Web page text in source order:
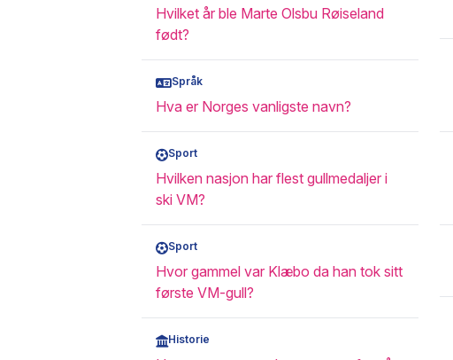
Hvilket år ble Marte Olsbu Røiseland
født?
Språk
Hva er Norges vanligste navn?
Sport
Hvilken nasjon har flest gullmedaljer i
ski VM?
Sport
Hvor gammel var Klæbo da han tok sitt
første VM-gull?
Historie